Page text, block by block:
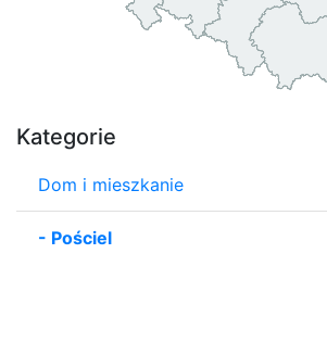
Kategorie
Dom i mieszkanie
- Pościel